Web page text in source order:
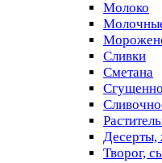
Молоко
Сливки
Сметана
Десерты,
Творог,